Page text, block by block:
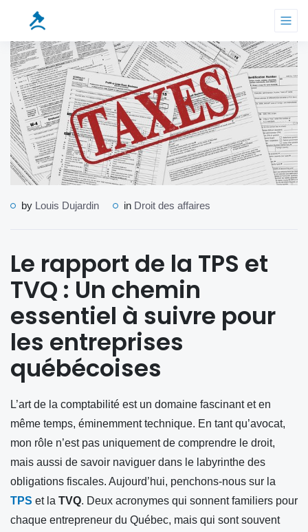
by Louis Dujardin in Droit des affaires
Le rapport de la TPS et
TVQ : Un chemin
essentiel à suivre pour
les entreprises
québécoises
L’art de la comptabilité est un domaine fascinant et en
même temps, éminemment technique. En tant qu’avocat,
mon rôle n’est pas uniquement de comprendre le droit,
mais aussi de savoir naviguer dans le labyrinthe des
obligations fiscales. Aujourd’hui, penchons-nous sur la
TPS et la TVQ. Deux acronymes qui sonnent familiers pour
chaque entrepreneur du Québec, mais qui sont souvent